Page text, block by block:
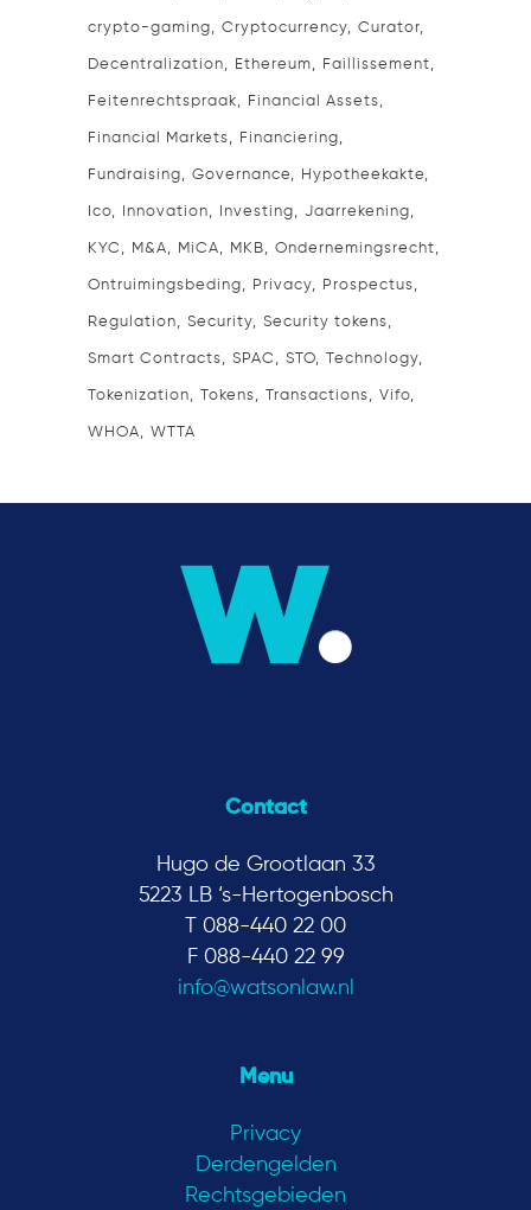
crypto-gaming Cryptocurrency Curator
Decentralization Ethereum Faillissement
Feitenrechtspraak Financial Assets
Financial Markets Financiering
Fundraising Governance Hypotheekakte
Ico Innovation Investing Jaarrekening
KYC M&A MiCA MKB Ondernemingsrecht
Ontruimingsbeding Privacy Prospectus
Regulation Security Security tokens
Smart Contracts SPAC STO Technology
Tokenization Tokens Transactions Vifo
WHOA WTTA
Contact
Hugo de Grootlaan 33
5223 LB ‘s-Hertogenbosch
T 088-440 22 00
F 088-440 22 99
info@watsonlaw.nl
Menu
Privacy
Derdengelden
Rechtsgebieden